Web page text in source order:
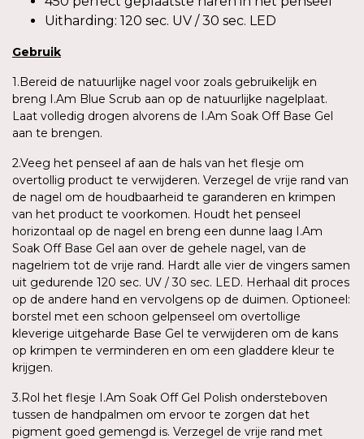
Uitharding: 120 sec. UV / 30 sec. LED
Gebruik
1.Bereid de natuurlijke nagel voor zoals gebruikelijk en
breng I.Am Blue Scrub aan op de natuurlijke nagelplaat.
Laat volledig drogen alvorens de I.Am Soak Off Base Gel
aan te brengen.
2.Veeg het penseel af aan de hals van het flesje om
overtollig product te verwijderen. Verzegel de vrije rand van
de nagel om de houdbaarheid te garanderen en krimpen
van het product te voorkomen. Houdt het penseel
horizontaal op de nagel en breng een dunne laag I.Am
Soak Off Base Gel aan over de gehele nagel, van de
nagelriem tot de vrije rand. Hardt alle vier de vingers samen
uit gedurende 120 sec. UV / 30 sec. LED. Herhaal dit proces
op de andere hand en vervolgens op de duimen. Optioneel:
borstel met een schoon gelpenseel om overtollige
kleverige uitgeharde Base Gel te verwijderen om de kans
op krimpen te verminderen en om een gladdere kleur te
krijgen.
3.Rol het flesje I.Am Soak Off Gel Polish ondersteboven
tussen de handpalmen om ervoor te zorgen dat het
pigment goed gemengd is. Verzegel de vrije rand met